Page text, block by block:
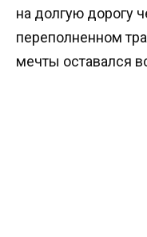
на долгую дорогу
переполненном
мечты оставался